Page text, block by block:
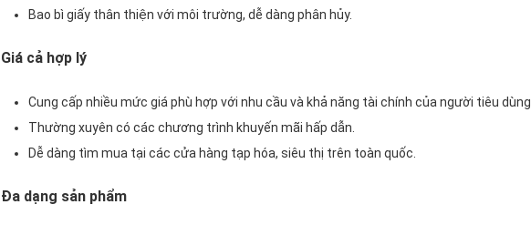
Bao bì giấy thân thiện với môi trường, dễ dàng phân hủy.
Giá cả hợp lý
Cung cấp nhiều mức giá phù hợp với nhu cầu và khả năng tài chính của người tiêu dùng.
Thường xuyên có các chương trình khuyến mãi hấp dẫn.
Dễ dàng tìm mua tại các cửa hàng tạp hóa, siêu thị trên toàn quốc.
Đa dạng sản phẩm